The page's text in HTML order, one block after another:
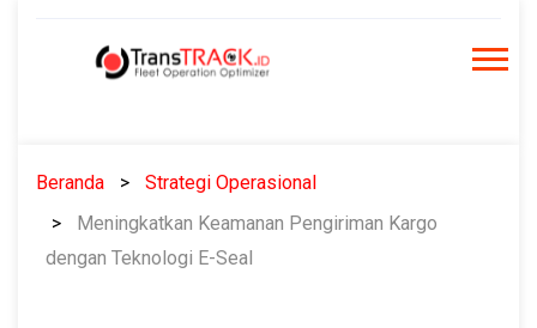
Beranda
Strategi Operasional
Meningkatkan Keamanan Pengiriman Kargo
dengan Teknologi E-Seal